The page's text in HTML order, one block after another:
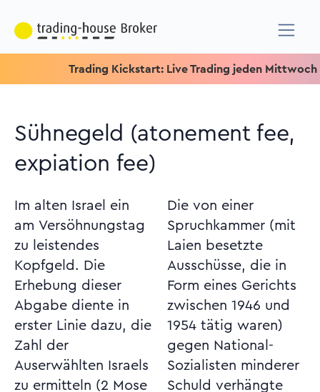
Trading Kickstart: Live Trading jeden Mittwoch um
Sühnegeld (atonement fee,
expiation fee)
Im alten Israel ein
am Versöhnungstag
zu leistendes
Kopfgeld. Die
Erhebung dieser
Abgabe diente in
erster Linie dazu, die
Zahl der
Auserwählten Israels
zu ermitteln (2 Mose
Die von einer
Spruchkammer (mit
Laien besetzte
Ausschüsse, die in
Form eines Gerichts
zwischen 1946 und
1954 tätig waren)
gegen National-
Sozialisten minderer
Schuld verhängte